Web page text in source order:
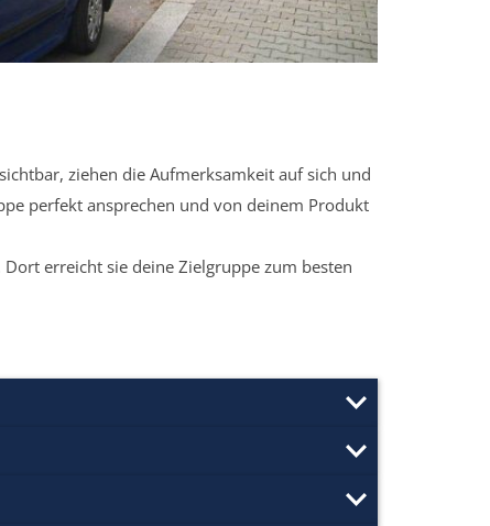
ziehen die Aufmerksamkeit auf sich und
perfekt ansprechen und von deinem Produkt
erreicht sie deine Zielgruppe zum besten